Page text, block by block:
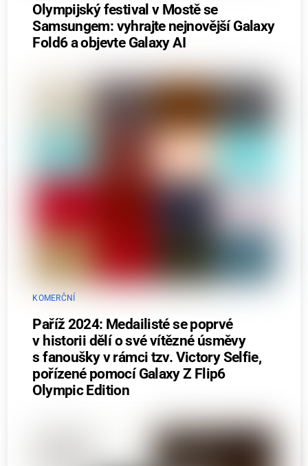
Olympijský festival v Mostě se
Samsungem: vyhrajte nejnovější Galaxy
Fold6 a objevte Galaxy AI
KOMERČNÍ
Paříž 2024: Medailisté se poprvé
v historii dělí o své vítězné úsměvy
s fanoušky v rámci tzv. Victory Selfie,
pořízené pomocí Galaxy Z Flip6
Olympic Edition